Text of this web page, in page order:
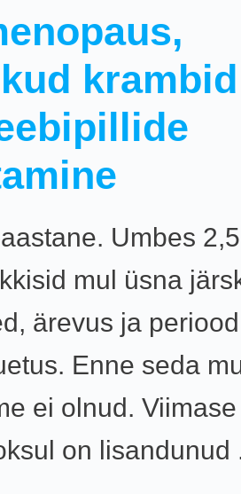
Umbes
mul üsna
ärevus ja
Enne seda
ei olnud.
on lisandunud